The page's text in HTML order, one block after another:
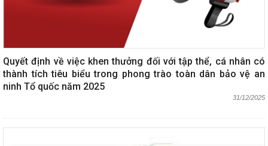
Quyết định về việc khen thưởng đối với tập thể, cá nhân có
thành tích tiêu biểu trong phong trào toàn dân bảo vệ an
ninh Tổ quốc năm 2025
31/12/2025